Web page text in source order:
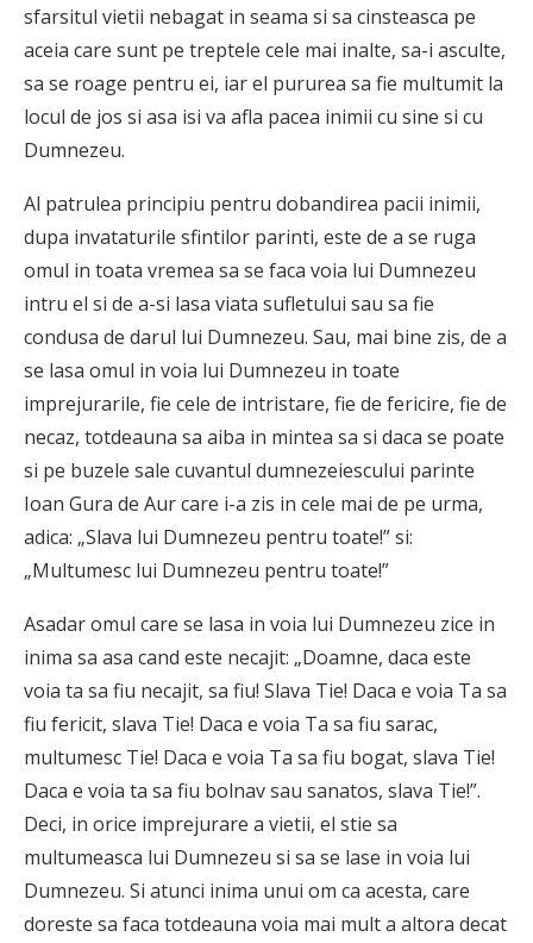
sfarsitul vietii nebagat in seama si sa cinsteasca pe
aceia care sunt pe treptele cele mai inalte, sa-i asculte,
sa se roage pentru ei, iar el pururea sa fie multumit la
locul de jos si asa isi va afla pacea inimii cu sine si cu
Dumnezeu.
Al patrulea principiu pentru dobandirea pacii inimii,
dupa invataturile sfintilor parinti, este de a se ruga
omul in toata vremea sa se faca voia lui Dumnezeu
intru el si de a-si lasa viata sufletului sau sa fie
condusa de darul lui Dumnezeu. Sau, mai bine zis, de a
se lasa omul in voia lui Dumnezeu in toate
imprejurarile, fie cele de intristare, fie de fericire, fie de
necaz, totdeauna sa aiba in mintea sa si daca se poate
si pe buzele sale cuvantul dumnezeiescului parinte
Ioan Gura de Aur care i-a zis in cele mai de pe urma,
adica: „Slava lui Dumnezeu pentru toate!” si:
„Multumesc lui Dumnezeu pentru toate!”
Asadar omul care se lasa in voia lui Dumnezeu zice in
inima sa asa cand este necajit: „Doamne, daca este
voia ta sa fiu necajit, sa fiu! Slava Tie! Daca e voia Ta sa
fiu fericit, slava Tie! Daca e voia Ta sa fiu sarac,
multumesc Tie! Daca e voia Ta sa fiu bogat, slava Tie!
Daca e voia ta sa fiu bolnav sau sanatos, slava Tie!”.
Deci, in orice imprejurare a vietii, el stie sa
multumeasca lui Dumnezeu si sa se lase in voia lui
Dumnezeu. Si atunci inima unui om ca acesta, care
doreste sa faca totdeauna voia mai mult a altora decat